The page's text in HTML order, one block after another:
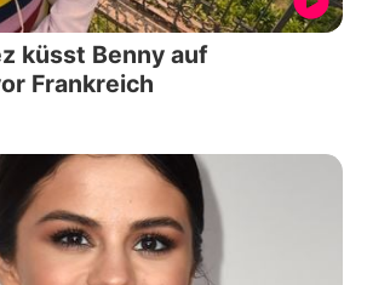
küsst Benny auf
Frankreich